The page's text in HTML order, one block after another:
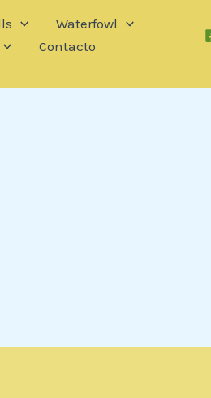
Waterfowl
Contacto